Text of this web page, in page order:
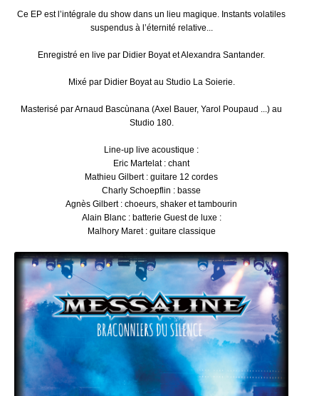
Ce EP est l’intégrale du show dans un lieu magique. Instants volatiles
suspendus à l’éternité relative...
Enregistré en live par Didier Boyat et Alexandra Santander.
Mixé par Didier Boyat au Studio La Soierie.
Masterisé par Arnaud Bascùnana (Axel Bauer, Yarol Poupaud ...) au
Studio 180.
Line-up live acoustique :
Eric Martelat : chant
Mathieu Gilbert : guitare 12 cordes
Charly Schoepflin : basse
Agnès Gilbert : choeurs, shaker et tambourin
Alain Blanc : batterie Guest de luxe :
Malhory Maret : guitare classique